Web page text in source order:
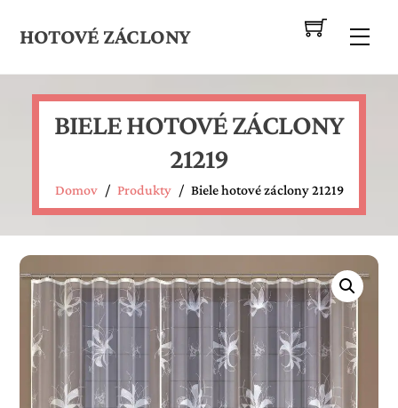
HOTOVÉ ZÁCLONY
BIELE HOTOVÉ ZÁCLONY
21219
Domov / Produkty / Biele hotové záclony 21219